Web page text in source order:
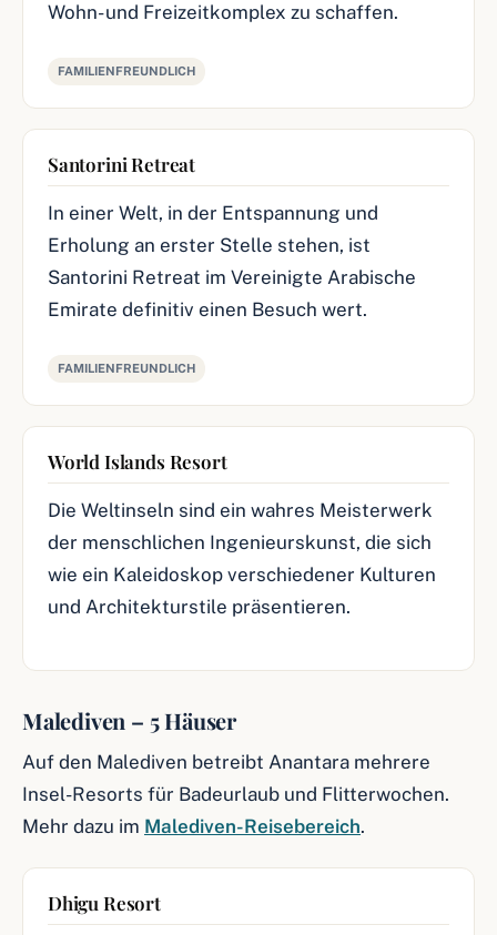
Wohn- und Freizeitkomplex zu schaffen.
FAMILIENFREUNDLICH
Santorini Retreat
In einer Welt, in der Entspannung und
Erholung an erster Stelle stehen, ist
Santorini Retreat im Vereinigte Arabische
Emirate definitiv einen Besuch wert.
FAMILIENFREUNDLICH
World Islands Resort
Die Weltinseln sind ein wahres Meisterwerk
der menschlichen Ingenieurskunst, die sich
wie ein Kaleidoskop verschiedener Kulturen
und Architekturstile präsentieren.
Malediven – 5 Häuser
Auf den Malediven betreibt Anantara mehrere
Insel-Resorts für Badeurlaub und Flitterwochen.
Mehr dazu im Malediven-Reisebereich.
Dhigu Resort